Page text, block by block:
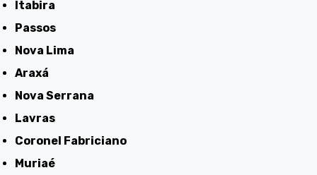
Itabira
Passos
Nova Lima
Araxá
Nova Serrana
Lavras
Coronel Fabriciano
Muriaé